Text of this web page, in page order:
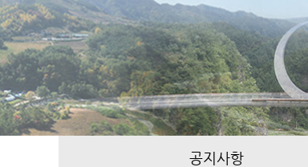
공지사항